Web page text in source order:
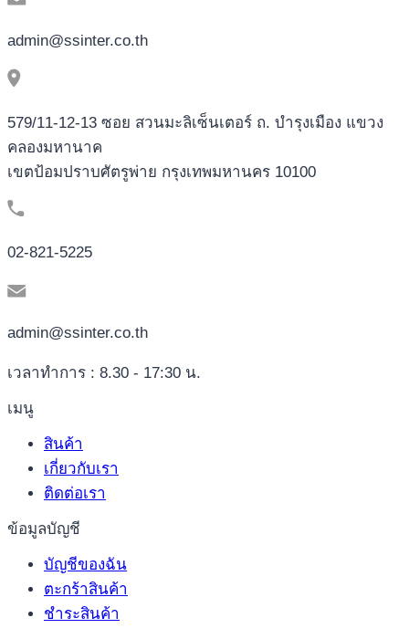
admin@ssinter.co.th
579/11-12-13 ซอย สวนมะลิเซ็นเตอร์ ถ. บำรุงเมือง แขวง
คลองมหานาค
เขตป้อมปราบศัตรูพ่าย กรุงเทพมหานคร 10100
02-821-5225
admin@ssinter.co.th
เวลาทำการ : 8.30 - 17:30 น.
เมนู
สินค้า
เกี่ยวกับเรา
ติดต่อเรา
ข้อมูลบัญชี
บัญชีของฉัน
ตะกร้าสินค้า
ชำระสินค้า